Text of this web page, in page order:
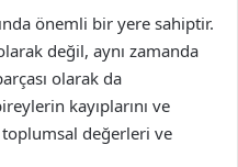
önemli bir yere sahiptir.
değil, aynı zamanda
olarak da
kayıplarını ve
toplumsal değerleri ve